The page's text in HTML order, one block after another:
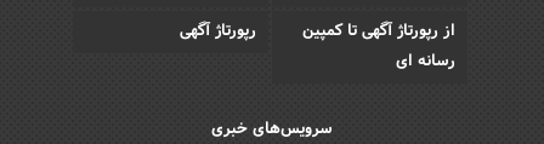
از رپورتاژ آگهی تا کمپین
رسانه ای
رپورتاژ آگهی
سرویس‌های خبری